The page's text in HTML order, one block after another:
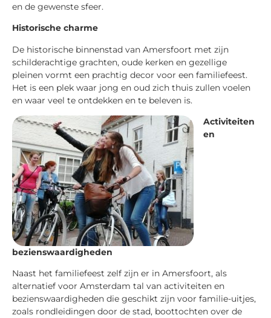
en de gewenste sfeer.
Historische charme
De historische binnenstad van Amersfoort met zijn
schilderachtige grachten, oude kerken en gezellige
pleinen vormt een prachtig decor voor een familiefeest.
Het is een plek waar jong en oud zich thuis zullen voelen
en waar veel te ontdekken en te beleven is.
Activiteiten
en
bezienswaardigheden
Naast het familiefeest zelf zijn er in Amersfoort, als
alternatief voor Amsterdam tal van activiteiten en
bezienswaardigheden die geschikt zijn voor familie-uitjes,
zoals rondleidingen door de stad, boottochten over de